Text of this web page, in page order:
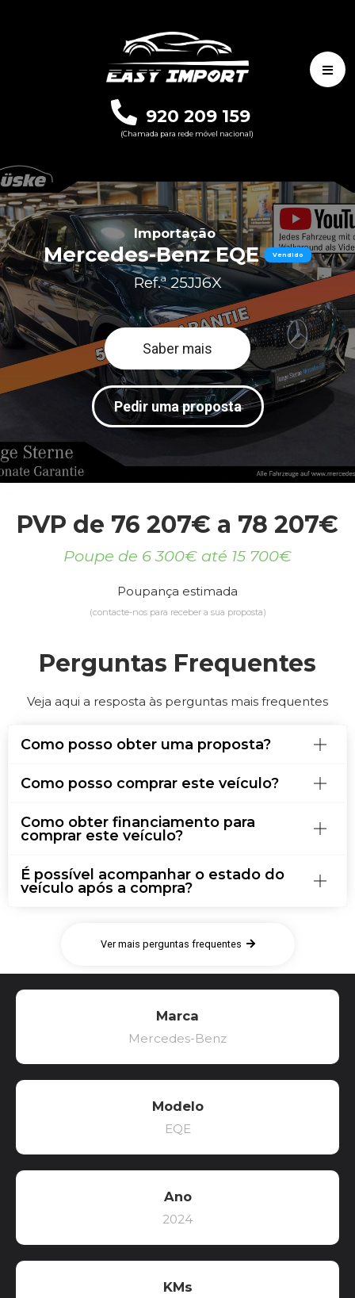
920 209 159
(Chamada para rede móvel nacional)
Importação
Mercedes-Benz EQE Vendido
Ref.ª 25JJ6X
Saber mais
Pedir uma proposta
PVP de 76 207€ a 78 207€
Poupe de 6 300€ até 15 700€
Poupança estimada
(contacte-nos para receber a sua proposta)
Perguntas Frequentes
Veja aqui a resposta às perguntas mais frequentes
Como posso obter uma proposta?
Como posso comprar este veículo?
Como obter financiamento para
comprar este veículo?
É possível acompanhar o estado do
veículo após a compra?
Ver mais perguntas frequentes
Marca
Mercedes-Benz
Modelo
EQE
Ano
2024
KMs